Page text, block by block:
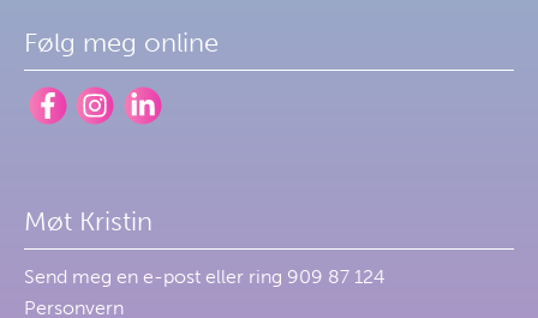
Følg meg online
Møt Kristin
Send meg en e-post eller ring 909 87 124
Personvern